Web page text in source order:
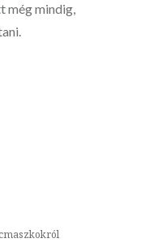
még mindig,